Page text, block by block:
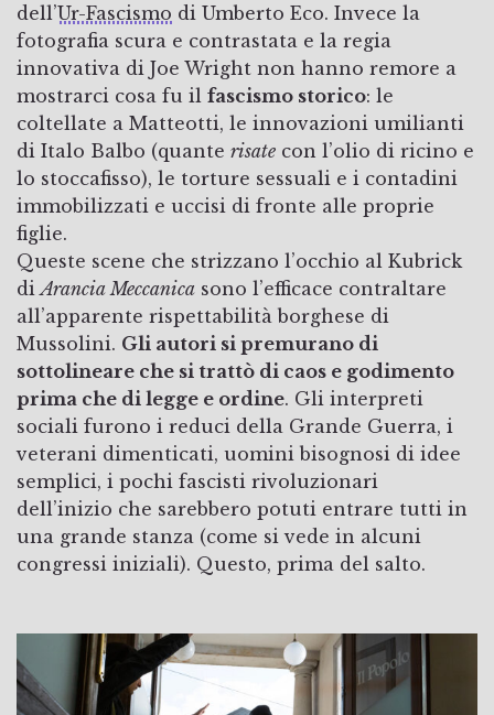
dell’Ur-Fascismo di Umberto Eco. Invece la
fotografia scura e contrastata e la regia
innovativa di Joe Wright non hanno remore a
mostrarci cosa fu il fascismo storico: le
coltellate a Matteotti, le innovazioni umilianti
di Italo Balbo (quante risate con l’olio di ricino e
lo stoccafisso), le torture sessuali e i contadini
immobilizzati e uccisi di fronte alle proprie
figlie.
Queste scene che strizzano l’occhio al Kubrick
diArancia Meccanica sono l’efficace contraltare
all’apparente rispettabilità borghese di
Mussolini. Gli autori si premurano di
sottolineare che si trattò di caos e godimento
prima che di legge e ordine. Gli interpreti
sociali furono i reduci della Grande Guerra, i
veterani dimenticati, uomini bisognosi di idee
semplici, i pochi fascisti rivoluzionari
dell’inizio che sarebbero potuti entrare tutti in
una grande stanza (come si vede in alcuni
congressi iniziali). Questo, prima del salto.